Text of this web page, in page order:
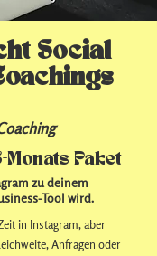
Social
Monats Paket
zu deinem
Tool wird.
in Instagram, aber
Anfragen oder